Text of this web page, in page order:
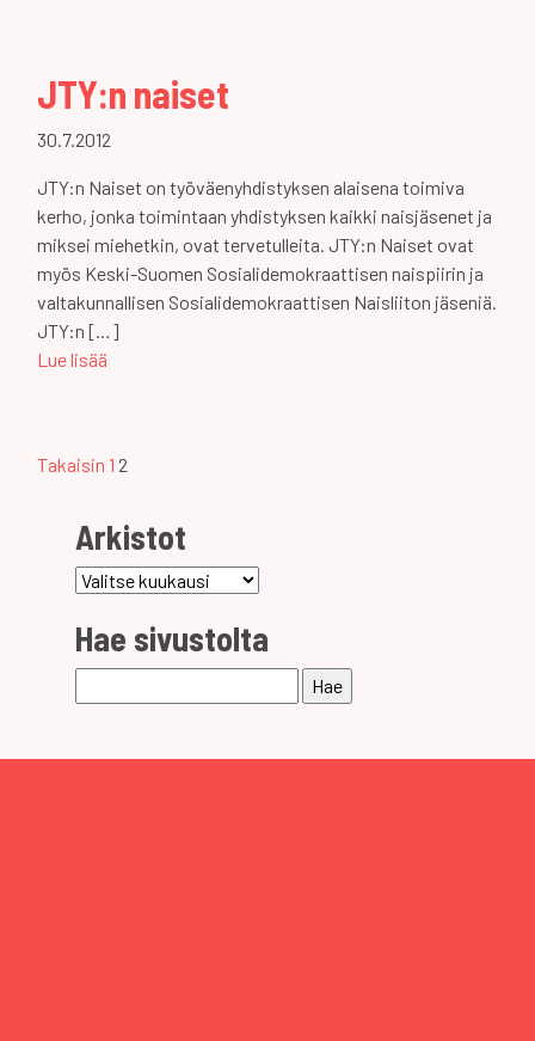
JTY:n naiset
30.7.2012
JTY:n Naiset on työväenyhdistyksen alaisena toimiva
kerho, jonka toimintaan yhdistyksen kaikki naisjäsenet ja
miksei miehetkin, ovat tervetulleita. JTY:n Naiset ovat
myös Keski-Suomen Sosialidemokraattisen naispiirin ja
valtakunnallisen Sosialidemokraattisen Naisliiton jäseniä.
JTY:n […]
Lue lisää
Artikkeleiden
Takaisin 1 2
Arkistot
Arkistot
Hae sivustolta